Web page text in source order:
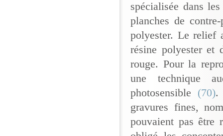
spécialisée dans
planches de
polyester. Le relief
résine polyester et
rouge. Pour la
une technique
photosensible (70).
gravures fines,
pouvaient pas être